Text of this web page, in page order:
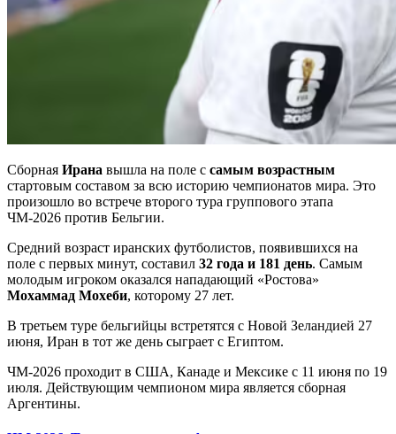
Сборная Ирана вышла на поле с самым возрастным
стартовым составом за всю историю чемпионатов мира. Это
произошло во встрече второго тура группового этапа
ЧМ-2026 против Бельгии.
Средний возраст иранских футболистов, появившихся на
поле с первых минут, составил 32 года и 181 день. Самым
молодым игроком оказался нападающий «Ростова»
Мохаммад Мохеби, которому 27 лет.
В третьем туре бельгийцы встретятся с Новой Зеландией 27
июня, Иран в тот же день сыграет с Египтом.
ЧМ-2026 проходит в США, Канаде и Мексике с 11 июня по 19
июля. Действующим чемпионом мира является сборная
Аргентины.